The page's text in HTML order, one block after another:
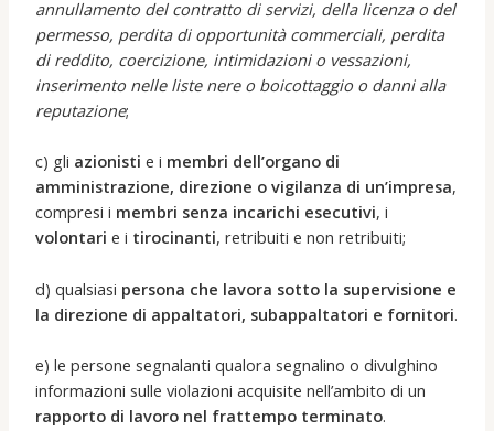
annullamento del contratto di servizi, della licenza o del
permesso, perdita di opportunità commerciali, perdita
di reddito, coercizione, intimidazioni o vessazioni,
inserimento nelle liste nere o boicottaggio o danni alla
reputazione;
c) gli azionisti e i membri dell’organo di
amministrazione, direzione o vigilanza di un’impresa,
compresi i membri senza incarichi esecutivi, i
volontari e i tirocinanti, retribuiti e non retribuiti;
d) qualsiasi persona che lavora sotto la supervisione e
la direzione di appaltatori, subappaltatori e fornitori.
e) le persone segnalanti qualora segnalino o divulghino
informazioni sulle violazioni acquisite nell’ambito di un
rapporto di lavoro nel frattempo terminato.